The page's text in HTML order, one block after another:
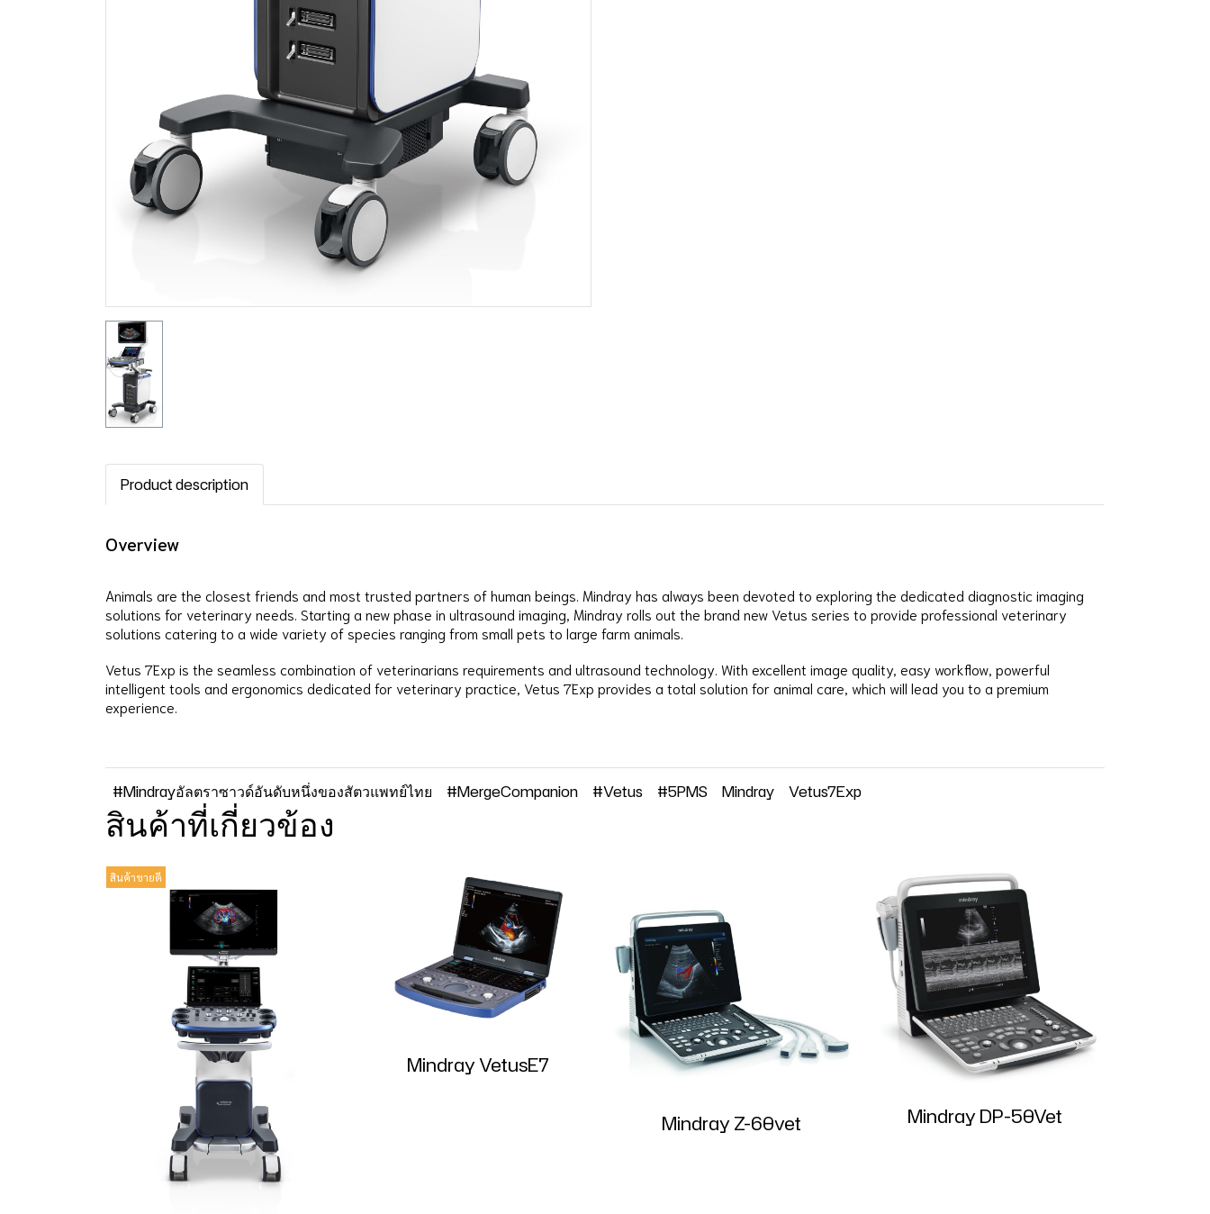
Product description
Overview
Animals are the closest friends and most trusted partners of human beings. Mindray has always been devoted to exploring the dedicated diagnostic imaging
solutions for veterinary needs. Starting a new phase in ultrasound imaging, Mindray rolls out the brand new Vetus series to provide professional veterinary
solutions catering to a wide variety of species ranging from small pets to large farm animals.
Vetus 7Exp is the seamless combination of veterinarians requirements and ultrasound technology. With excellent image quality, easy workflow, powerful
intelligent tools and ergonomics dedicated for veterinary practice, Vetus 7Exp provides a total solution for animal care, which will lead you to a premium
experience.
#Mindrayอัลตราซาวด์อันดับหนึ่งของสัตวแพทย์ไทย #MergeCompanion #Vetus #5PMS Mindray Vetus7Exp
สินค้าที่เกี่ยวข้อง
สินค้าขายดี
Mindray VetusE7
Mindray Z-60vet Mindray DP-50Vet